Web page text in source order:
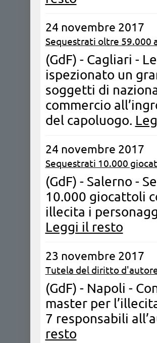
24 novembre 2017
Sequestrati oltre
(GdF) - Cagliari -
ispezionato un
soggetti di
commercio
del capoluogo.
24 novembre 2017
Sequestrati 10.000
(GdF) - Salerno -
10.000 giocattoli
illecita i
Leggi il resto
23 novembre 2017
Tutela del diritto
(GdF) - Napoli -
master per
7 responsabili
resto